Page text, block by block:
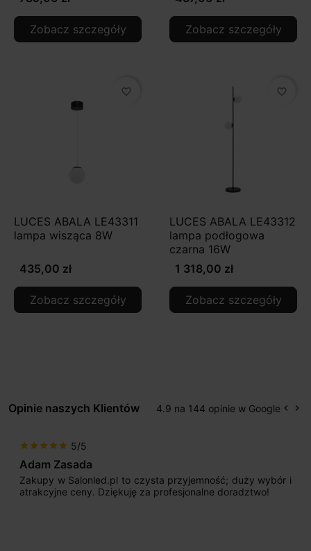
Zobacz szczegóły Zobacz szczegóły
favorite_border
LUCES ABALA LE43311
lampa wisząca 8W
435,00 zł
Zobacz szczegóły
favorite_border
LUCES ABALA LE43312
lampa podłogowa
czarna 16W
1 318,00 zł
Zobacz szczegóły
Opinie naszych Klientów 4.9 na 144 opinie w Google keyboard_arrow_left keyboard_arrow_right
star star star star star 5/5
Adam Zasada
Zakupy w Salonled.pl to czysta przyjemność; duży wybór i
atrakcyjne ceny. Dziękuję za profesjonalne doradztwo!